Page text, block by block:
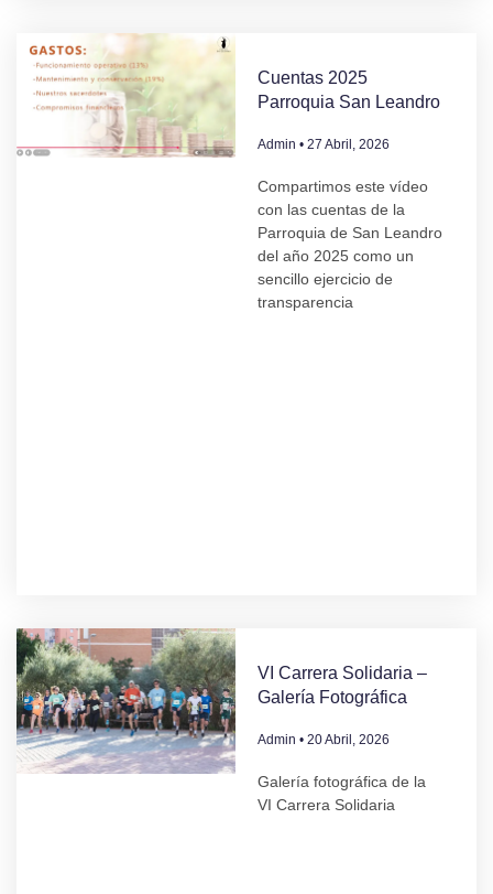
Cuentas 2025
Parroquia San Leandro
Admin 27 Abril, 2026
Compartimos este vídeo
con las cuentas de la
Parroquia de San Leandro
del año 2025 como un
sencillo ejercicio de
transparencia
VI Carrera Solidaria –
Galería Fotográfica
Admin 20 Abril, 2026
Galería fotográfica de la
VI Carrera Solidaria